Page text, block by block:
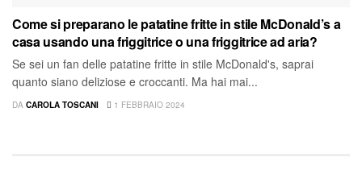
Come si preparano le patatine fritte in stile McDonald’s a
casa usando una friggitrice o una friggitrice ad aria?
Se sei un fan delle patatine fritte in stile McDonald's, saprai
quanto siano deliziose e croccanti. Ma hai mai...
DA CAROLA TOSCANI 1 FEBBRAIO 2024